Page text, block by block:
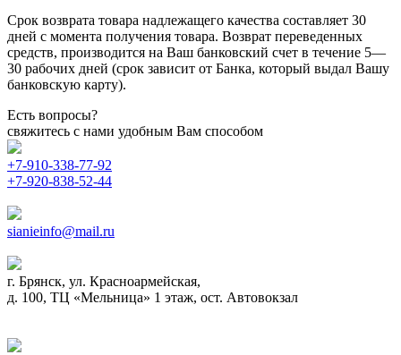
Срок возврата товара надлежащего качества составляет 30
дней с момента получения товара. Возврат переведенных
средств, производится на Ваш банковский счет в течение 5—
30 рабочих дней (срок зависит от Банка, который выдал Вашу
банковскую карту).
Есть вопросы?
свяжитесь с нами удобным Вам способом
+7-910-338-77-92
+7-920-838-52-44
sianieinfo@mail.ru
г. Брянск, ул. Красноармейская,
д. 100, ТЦ «Мельница» 1 этаж, ост. Автовокзал